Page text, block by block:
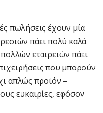
πωλήσεις έχουν μία
πάει πολύ καλά
εταιρειών πάει
που μπορούν
απλώς προϊόν –
ευκαιρίες, εφόσον